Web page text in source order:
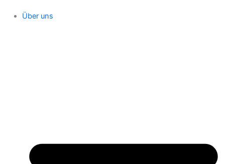
Über uns